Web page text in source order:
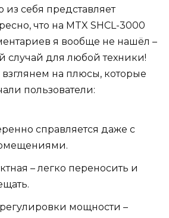
из себя представляет
что на MTX SHCL-3000
я вообще не нашёл –
случай для любой техники!
взглянем на плюсы, которые
пользователи:
справляется даже с
– легко переносить и
мощности –